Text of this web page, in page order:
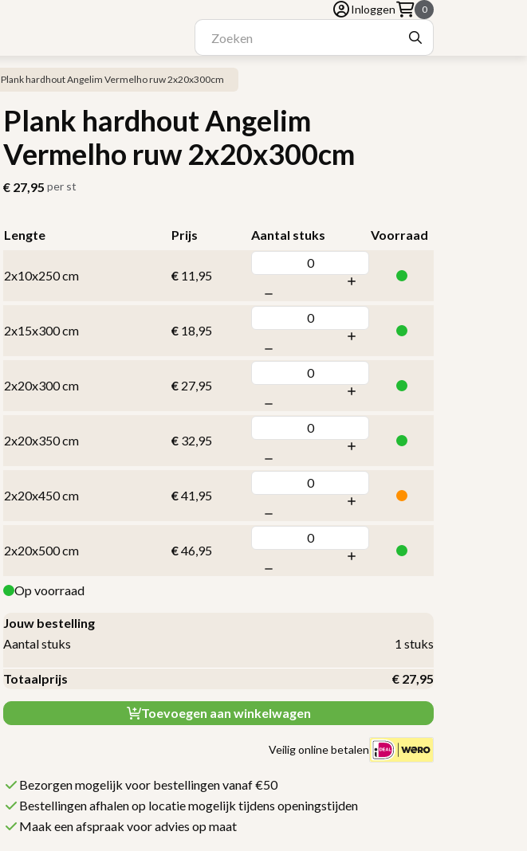
Inloggen 0
Plank hardhout Angelim Vermelho ruw 2x20x300cm
Plank hardhout Angelim
Vermelho ruw 2x20x300cm
€ 27,95 per st
Lengte Prijs Aantal stuks Voorraad
2x10x250 cm € 11,95
2x15x300 cm € 18,95
2x20x300 cm € 27,95
2x20x350 cm € 32,95
2x20x450 cm €41,95
2x20x500 cm €46,95
Op voorraad
Jouw bestelling
Aantal stuks
1 stuks
Totaalprijs € 27,95
Toevoegen aan winkelwagen
Veilig online betalen
Bezorgen mogelijk voor bestellingen vanaf €50
Bestellingen afhalen op locatie mogelijk tijdens openingstijden
Maak een afspraak voor advies op maat